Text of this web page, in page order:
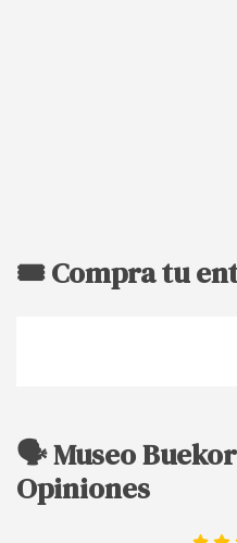
🎟️ Compra tu
🗣️ Museo
Opiniones